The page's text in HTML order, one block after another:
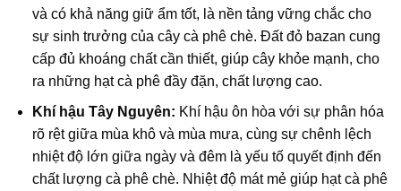
và có khả năng giữ ẩm tốt, là nền tảng vững chắc cho
sự sinh trưởng của cây cà phê chè. Đất đỏ bazan cung
cấp đủ khoáng chất cần thiết, giúp cây khỏe mạnh, cho
ra những hạt cà phê đầy đặn, chất lượng cao.
Khí hậu Tây Nguyên: Khí hậu ôn hòa với sự phân hóa
rõ rệt giữa mùa khô và mùa mưa, cùng sự chênh lệch
nhiệt độ lớn giữa ngày và đêm là yếu tố quyết định đến
chất lượng cà phê chè. Nhiệt độ mát mẻ giúp hạt cà phê